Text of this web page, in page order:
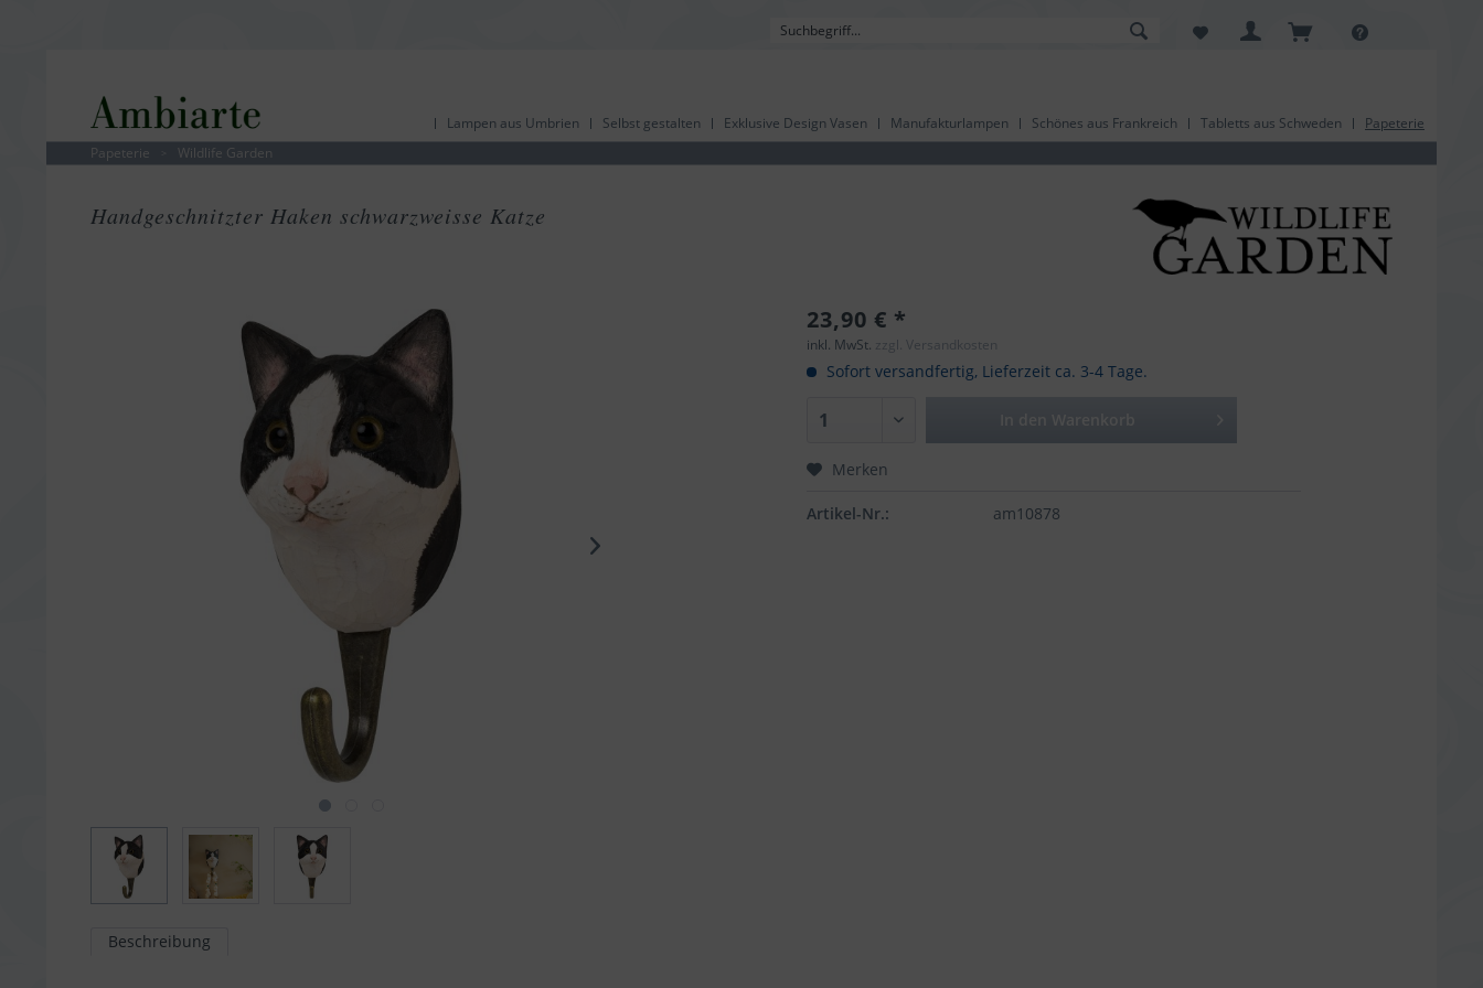
Lampen aus Umbrien Selbst gestalten Exklusive Design Vasen Manufakturlampen Schönes aus Frankreich Tabletts aus Schweden
Papeterie
Papeterie
Wildlife Garden
Handgeschnitzter Haken schwarzweisse Katze
23,90 € *
inkl. MwSt. zzgl. Versandkosten
Sofort versandfertig, Lieferzeit ca. 3-4 Tage.
Merken
Artikel-Nr.: am10878
Beschreibung